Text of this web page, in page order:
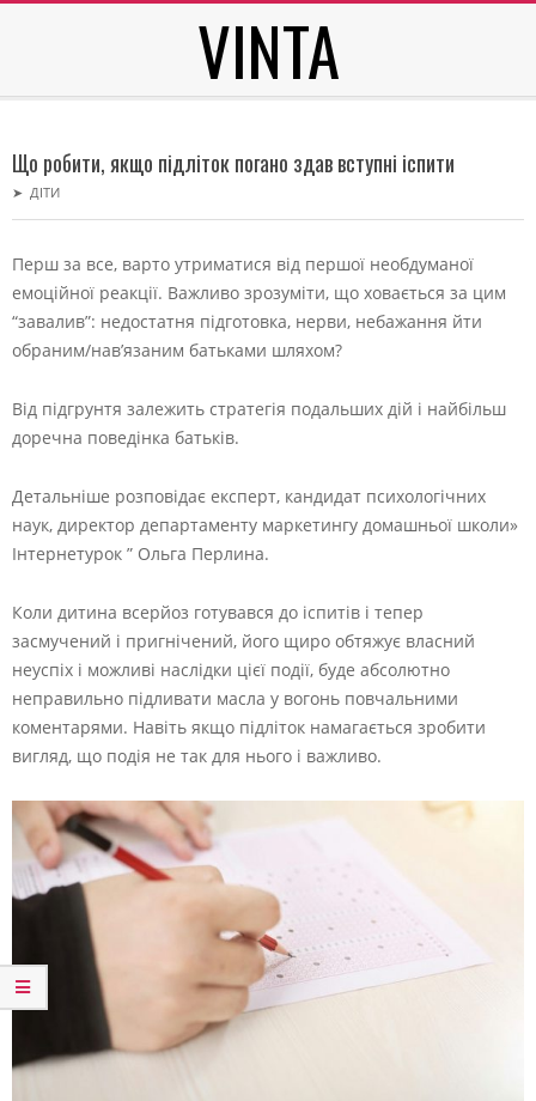
VINTA
Menu
Що робити, якщо підліток погано здав вступні іспити
➤ ДІТИ
Перш за все, варто утриматися від першої необдуманої
емоційної реакції. Важливо зрозуміти, що ховається за цим
“завалив”: недостатня підготовка, нерви, небажання йти
обраним/нав’язаним батьками шляхом?
Від підгрунтя залежить стратегія подальших дій і найбільш
доречна поведінка батьків.
Детальніше розповідає експерт, кандидат психологічних
наук, директор департаменту маркетингу домашньої школи»
Інтернетурок ” Ольга Перлина.
Коли дитина всерйоз готувався до іспитів і тепер
засмучений і пригнічений, його щиро обтяжує власний
неуспіх і можливі наслідки цієї події, буде абсолютно
неправильно підливати масла у вогонь повчальними
коментарями. Навіть якщо підліток намагається зробити
вигляд, що подія не так для нього і важливо.